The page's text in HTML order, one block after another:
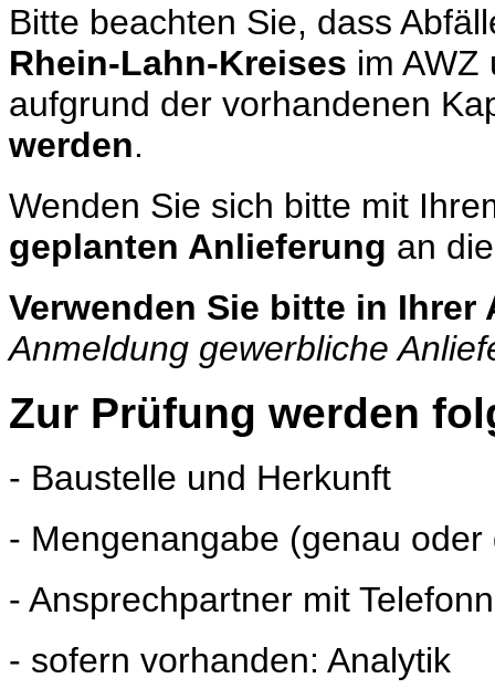
Bitte beachten Sie, dass
Rhein-Lahn-Kreises im AWZ
aufgrund der vorhandenen
werden.
Wenden Sie sich bitte mit
geplanten Anlieferung an die
Verwenden Sie bitte in
Anmeldung gewerbliche
Zur Prüfung werden
- Baustelle und Herkunft
- Mengenangabe (genau oder
- Ansprechpartner mit
- sofern vorhanden: Analytik